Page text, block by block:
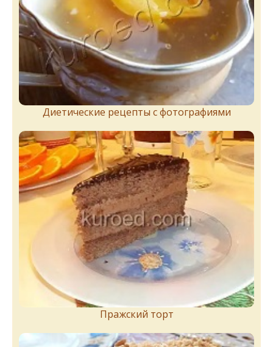
Диетические рецепты с фотографиями
Пражский торт